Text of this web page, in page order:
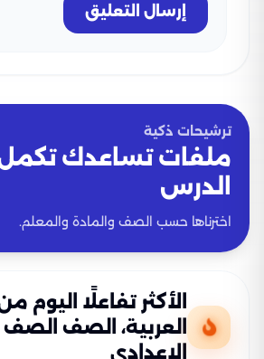
إرسال التعليق
ترشيحات ذكية
ملفات تساعدك
الدرس
اخترناها حسب الصف والمادة والمعلم.
الأكثر تفاعلًا اليوم
العربية، الصف الصف
الإعدادي